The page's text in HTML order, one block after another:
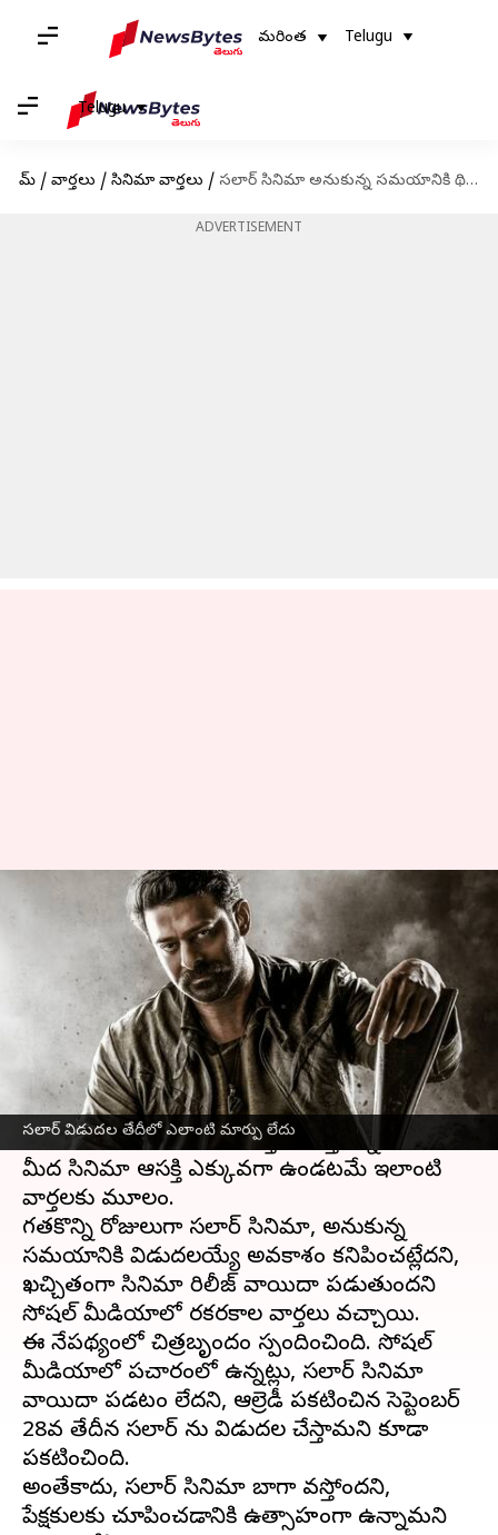
మరింత Telugu
Telugu
హోమ్ / వార్తలు / సినిమా వార్తలు / సలార్ సినిమా అనుకున్న సమయానికి థియేటర్లోకి రావట్లేదా? చిత్ర నిర్మాణ సంస్థ ఏమన్నదంటే?
ADVERTISEMENT
సలార్ విడుదల తేదీలో ఎలాంటి మార్పు లేదు
సలార్ సినిమా అనుకున్న సమయానికి
థియేటర్లోకి రావట్లేదా? చిత్ర నిర్మాణ
సంస్థ ఏమన్నదంటే?
Sriram Pranateja May 15, 2023 01:24 pm
ఈ వార్తాకథనం ఏంటి
ప్రభాస్, శృతి హాసన్ జంటగా నటిస్తున్నసలార్
సినిమా గురించి రకరకాల వార్తలు వస్తున్నాయి. సలార్
మీద సినిమా ఆసక్తి ఎక్కువగా ఉండటమే ఇలాంటి
వార్తలకు మూలం.
గతకొన్ని రోజులుగా సలార్ సినిమా, అనుకున్న
సమయానికి విడుదలయ్యే అవకాశం కనిపించట్లేదని,
ఖచ్చితంగా సినిమా రిలీజ్ వాయిదా పడుతుందని
సోషల్ మీడియాలో రకరకాల వార్తలు వచ్చాయి.
ఈ నేపథ్యంలో చిత్రబృందం స్పందించింది. సోషల్
మీడియాలో ప్రచారంలో ఉన్నట్లు, సలార్ సినిమా
వాయిదా పడటం లేదని, ఆల్రెడీ ప్రకటించిన సెప్టెంబర్
28వ తేదీన సలార్ ను విడుదల చేస్తామని కూడా
ప్రకటించింది.
అంతేకాదు, సలార్ సినిమా బాగా వస్తోందని,
ప్రేక్షకులకు చూపించడానికి ఉత్సాహంగా ఉన్నామని